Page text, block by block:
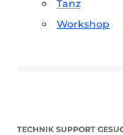
Tanz
Workshop
TECHNIK SUPPORT